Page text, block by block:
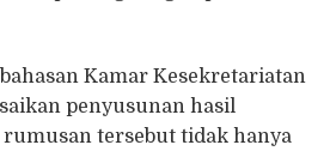
Kamar Kesekretariatan
penyusunan hasil
tersebut tidak hanya